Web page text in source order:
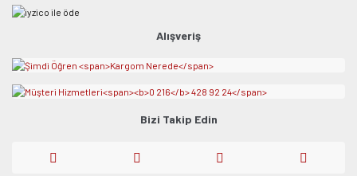
Alışveriş
Bizi Takip Edin